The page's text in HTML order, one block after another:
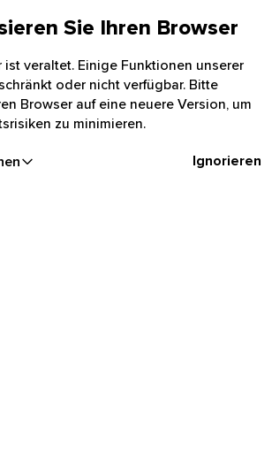
Sie Ihren Browser
ist veraltet. Einige Funktionen unserer
oder nicht verfügbar. Bitte
Browser auf eine neuere Version, um
zu minimieren.
Ignorieren